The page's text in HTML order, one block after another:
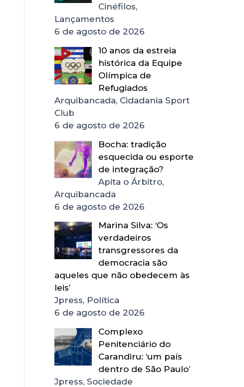
Cinéfilos,
Lançamentos
6 de agosto de 2026
10 anos da estreia
histórica da Equipe
Olímpica de
Refugiados
Arquibancada, Cidadania Sport
Club
6 de agosto de 2026
Bocha: tradição
esquecida ou esporte
de integração?
Apita o Árbitro,
Arquibancada
6 de agosto de 2026
Marina Silva: ‘Os
verdadeiros
transgressores da
democracia são
aqueles que não obedecem às
leis’
Jpress, Política
6 de agosto de 2026
Complexo
Penitenciário do
Carandiru: ‘um país
dentro de São Paulo’
Jpress, Sociedade